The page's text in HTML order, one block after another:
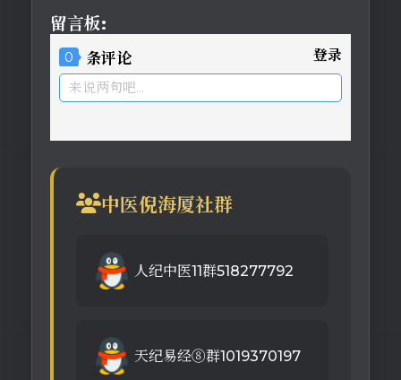
留言板:
0 条评论
登录
来说两句吧...
中医倪海厦社群
人纪中医11群518277792
天纪易经⑧群1019370197